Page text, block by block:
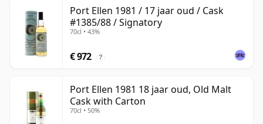
Port Ellen 1981 / 17 jaar oud / Cask
#1385/88 / Signatory
70cl • 43%
€ 972 ?
Port Ellen 1981 18 jaar oud, Old Malt
Cask with Carton
70cl • 50%